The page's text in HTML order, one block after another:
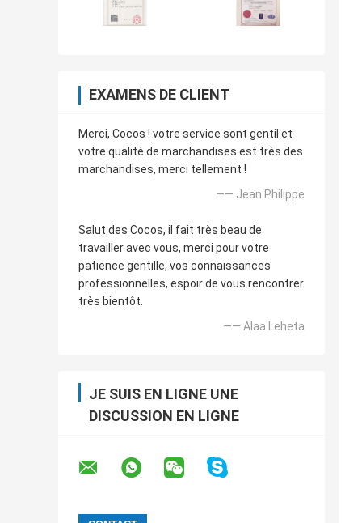
EXAMENS DE CLIENT
Merci, Cocos ! votre service sont gentil et
votre qualité de marchandises est très des
marchandises, merci tellement !
—— Jean Philippe
Salut des Cocos, il fait très beau de
travailler avec vous, merci pour votre
patience gentille, vos connaissances
professionnelles, espoir de vous rencontrer
très bientôt.
—— Alaa Leheta
JE SUIS EN LIGNE UNE
DISCUSSION EN LIGNE